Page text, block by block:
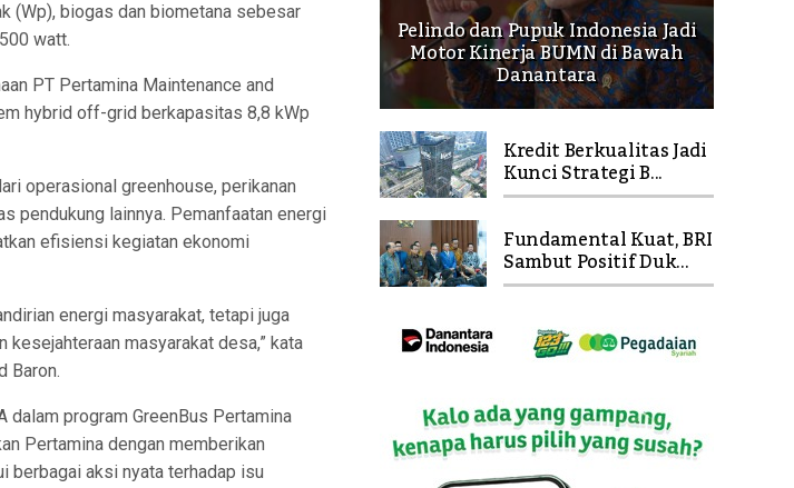
(Wp), biogas dan biometana sebesar
watt.
PT Pertamina Maintenance and
hybrid off-grid berkapasitas 8,8 kWp
operasional greenhouse, perikanan
pendukung lainnya. Pemanfaatan energi
efisiensi kegiatan ekonomi
energi masyarakat, tetapi juga
kesejahteraan masyarakat desa,” kata
Baron.
dalam program GreenBus Pertamina
Pertamina dengan memberikan
berbagai aksi nyata terhadap isu
Pelindo dan Pupuk Indonesia Jadi
Motor Kinerja BUMN di Bawah
Danantara
Kredit Berkualitas Jadi
Kunci Strategi B...
Fundamental Kuat, BRI
Sambut Positif Duk...